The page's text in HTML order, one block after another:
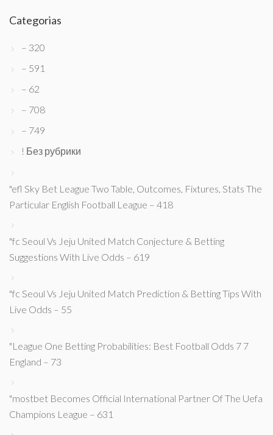
Categorias
– 320
– 591
– 62
– 708
– 749
! Без рубрики
"efl Sky Bet League Two Table, Outcomes, Fixtures, Stats The
Particular English Football League – 418
"fc Seoul Vs Jeju United Match Conjecture & Betting
Suggestions With Live Odds – 619
"fc Seoul Vs Jeju United Match Prediction & Betting Tips With
Live Odds – 55
"League One Betting Probabilities: Best Football Odds 7 7
England – 73
"mostbet Becomes Official International Partner Of The Uefa
Champions League – 631